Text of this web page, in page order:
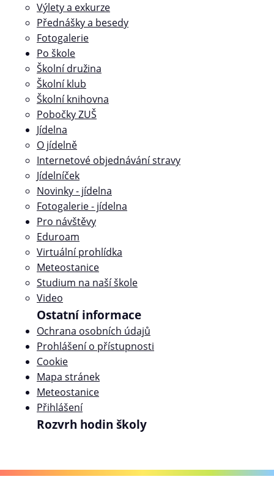
Výlety a exkurze
Přednášky a besedy
Fotogalerie
Po škole
Školní družina
Školní klub
Školní knihovna
Pobočky ZUŠ
Jídelna
O jídelně
Internetové objednávání stravy
Jídelníček
Novinky - jídelna
Fotogalerie - jídelna
Pro návštěvy
Eduroam
Virtuální prohlídka
Meteostanice
Studium na naší škole
Video
Ostatní informace
Ochrana osobních údajů
Prohlášení o přístupnosti
Cookie
Mapa stránek
Meteostanice
Přihlášení
Rozvrh hodin školy